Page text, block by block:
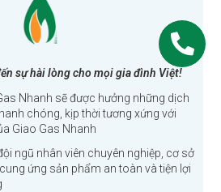
sự hài lòng cho mọi gia đình Việt!
Nhanh sẽ được hưởng những dịch
chóng, kịp thời tương xứng với
Giao Gas Nhanh
ngũ nhân viên chuyên nghiệp, cơ sở
ứng sản phẩm an toàn và tiện lợi